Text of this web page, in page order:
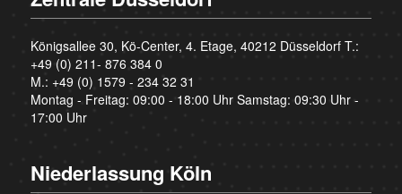
Königsallee 30, Kö-Center, 4. Etage, 40212 Düsseldorf T.:
+49 (0) 211- 876 384 0
M.: +49 (0) 1579 - 234 32 31
Montag - Freitag: 09:00 - 18:00 Uhr Samstag: 09:30 Uhr -
17:00 Uhr
Niederlassung Köln